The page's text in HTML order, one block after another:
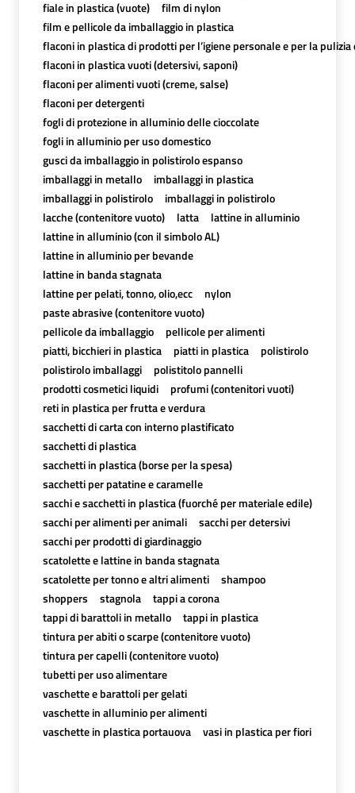
fiale in plastica (vuote)
film di nylon
film e pellicole da imballaggio in plastica
flaconi in plastica di prodotti per l’igiene personale e per la pulizia
flaconi in plastica vuoti (detersivi, saponi)
flaconi per alimenti vuoti (creme, salse)
flaconi per detergenti
fogli di protezione in alluminio delle cioccolate
fogli in alluminio per uso domestico
gusci da imballaggio in polistirolo espanso
imballaggi in metallo
imballaggi in plastica
imballaggi in polistirolo
imballaggi in polistirolo
lacche (contenitore vuoto)
latta
lattine in alluminio
lattine in alluminio (con il simbolo AL)
lattine in alluminio per bevande
lattine in banda stagnata
lattine per pelati, tonno, olio,ecc
nylon
paste abrasive (contenitore vuoto)
pellicole da imballaggio
pellicole per alimenti
piatti, bicchieri in plastica
piatti in plastica
polistirolo
polistirolo imballaggi
polistitolo pannelli
prodotti cosmetici liquidi
profumi (contenitori vuoti)
reti in plastica per frutta e verdura
sacchetti di carta con interno plastificato
sacchetti di plastica
sacchetti in plastica (borse per la spesa)
sacchetti per patatine e caramelle
sacchi e sacchetti in plastica (fuorché per materiale edile)
sacchi per alimenti per animali
sacchi per detersivi
sacchi per prodotti di giardinaggio
scatolette e lattine in banda stagnata
scatolette per tonno e altri alimenti
shampoo
shoppers
stagnola
tappi a corona
tappi di barattoli in metallo
tappi in plastica
tintura per abiti o scarpe (contenitore vuoto)
tintura per capelli (contenitore vuoto)
tubetti per uso alimentare
vaschette e barattoli per gelati
vaschette in alluminio per alimenti
vaschette in plastica portauova
vasi in plastica per fiori